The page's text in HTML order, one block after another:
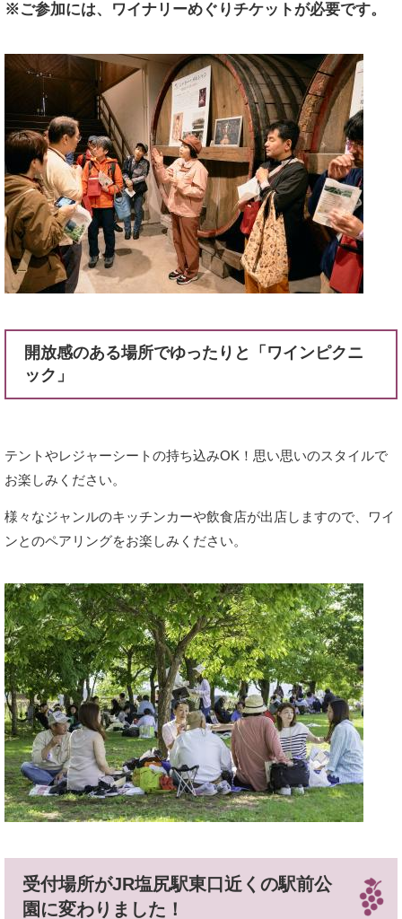
※ご参加には、ワイナリーめぐりチケットが必要です。
開放感のある場所でゆったりと「ワインピクニ
ック」
テントやレジャーシートの持ち込みOK！思い思いのスタイルで
お楽しみください。
様々なジャンルのキッチンカーや飲食店が出店しますので、ワイ
ンとのペアリングをお楽しみください。
受付場所がJR塩尻駅東口近くの駅前公
園に変わりました！